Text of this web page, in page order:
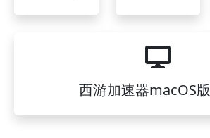
西游加速器macOS